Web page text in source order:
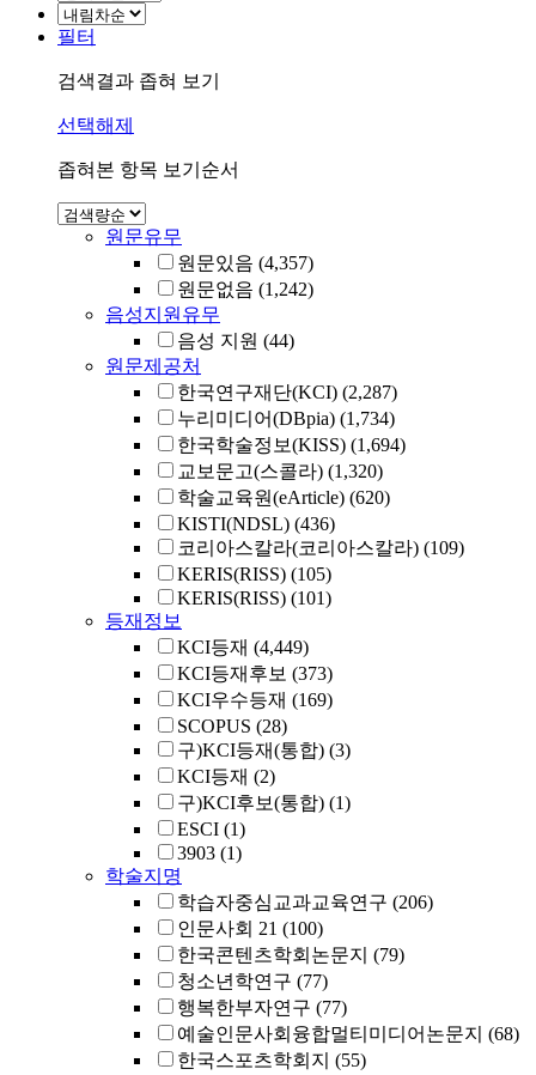
필터
검색결과 좁혀 보기
선택해제
좁혀본 항목 보기순서
원문유무
원문있음 (4,357)
원문없음 (1,242)
음성지원유무
음성 지원 (44)
원문제공처
한국연구재단(KCI) (2,287)
누리미디어(DBpia) (1,734)
한국학술정보(KISS) (1,694)
교보문고(스콜라) (1,320)
학술교육원(eArticle) (620)
KISTI(NDSL) (436)
코리아스칼라(코리아스칼라) (109)
KERIS(RISS) (105)
KERIS(RISS) (101)
등재정보
KCI등재 (4,449)
KCI등재후보 (373)
KCI우수등재 (169)
SCOPUS (28)
구)KCI등재(통합) (3)
KCI등재 (2)
구)KCI후보(통합) (1)
ESCI (1)
3903 (1)
학술지명
학습자중심교과교육연구 (206)
인문사회 21 (100)
한국콘텐츠학회논문지 (79)
청소년학연구 (77)
행복한부자연구 (77)
예술인문사회융합멀티미디어논문지 (68)
한국스포츠학회지 (55)